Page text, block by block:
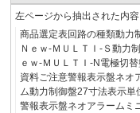
左ページから抽出された内容
商品選定表回路の種類動力
Ｎｅｗ-ＭＵＬＴＩ-Ｓ動力
ｅｗ-ＭＵＬＴＩ-N電極切
資料ご注意警報表示盤ネオ
ム動力制御盤27寸法表示単
警報表示盤ネオアラームミ